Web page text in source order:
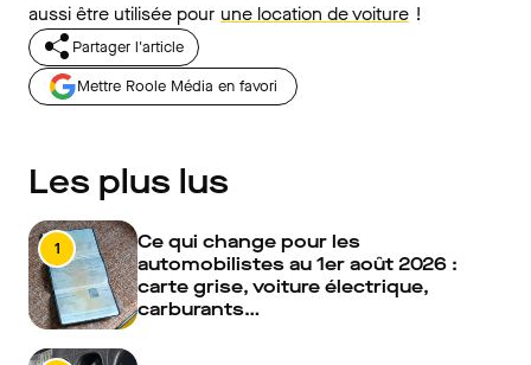
aussi être utilisée pour une location de voiture !
Partager l'article
Mettre Roole Média en favori
Les plus lus
1
Ce qui change pour les
automobilistes au 1er août 2026 :
carte grise, voiture électrique,
carburants…